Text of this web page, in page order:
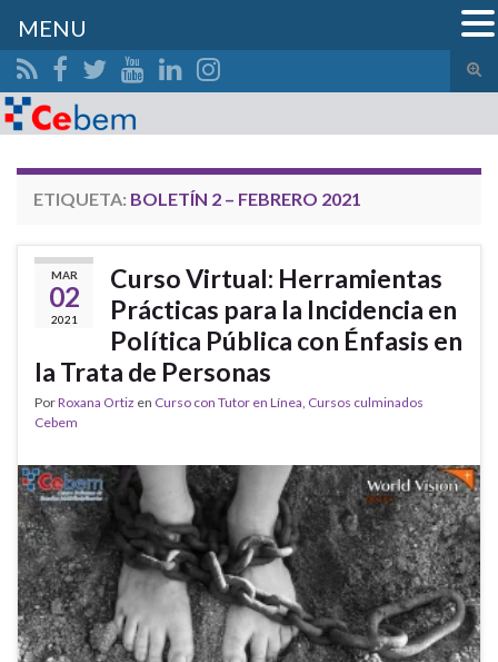
el
Search for:
ETIQUETA: BOLETÍN 2 – FEBRERO 2021
MAR
02
2021
Curso Virtual: Herramientas
Prácticas para la Incidencia en
Política Pública con Énfasis en
la Trata de Personas
PorRoxana Ortiz en Curso con Tutor en Línea, Cursos culminados
Cebem
MENU